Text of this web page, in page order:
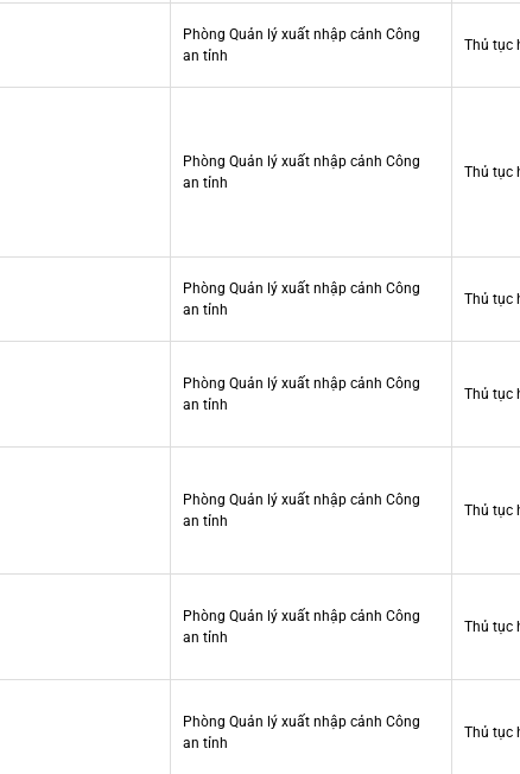
Phòng Quản lý xuất nhập cảnh Công
an tỉnh
Thủ tục
Phòng Quản lý xuất nhập cảnh Công
an tỉnh
Thủ tục
Phòng Quản lý xuất nhập cảnh Công
an tỉnh
Thủ tục
Phòng Quản lý xuất nhập cảnh Công
an tỉnh
Thủ tục
Phòng Quản lý xuất nhập cảnh Công
an tỉnh
Thủ tục
Phòng Quản lý xuất nhập cảnh Công
an tỉnh
Thủ tục
Phòng Quản lý xuất nhập cảnh Công
an tỉnh
Thủ tục